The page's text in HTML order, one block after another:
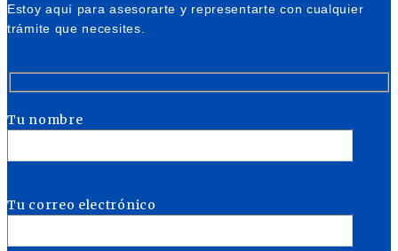
Estoy aquí para asesorarte y representarte con cualquier
trámite que necesites.
Tu nombre
Tu correo electrónico